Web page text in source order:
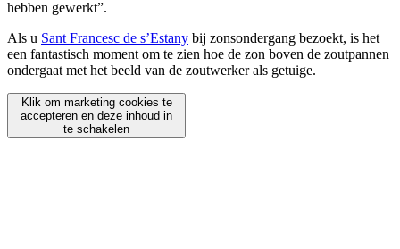
hebben gewerkt”.
Als u Sant Francesc de s’Estany bij zonsondergang bezoekt, is het
een fantastisch moment om te zien hoe de zon boven de zoutpannen
ondergaat met het beeld van de zoutwerker als getuige.
Klik om marketing cookies te
accepteren en deze inhoud in
te schakelen